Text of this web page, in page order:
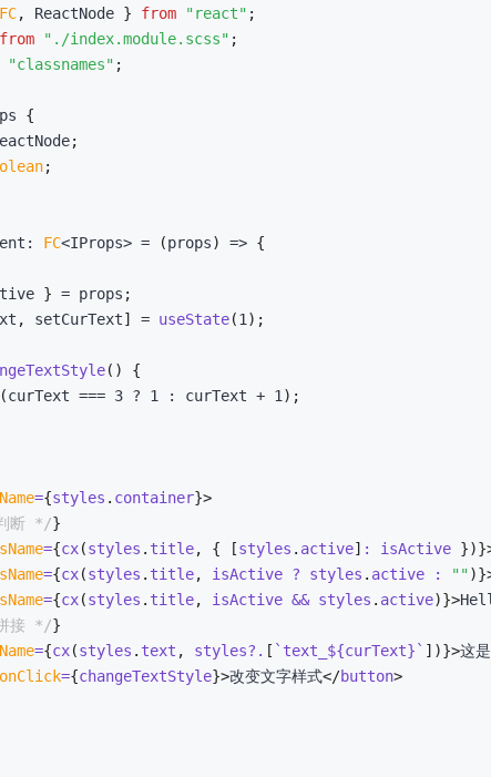
FC, ReactNode } from "react" ;
from "./index.module.scss" ;
"classnames" ;
{
;
;
: FC<IProps> = (props) => {
} = props ;
, setCurText] = useState(1 ) ;
( )
{
(curText === 3 ? 1 : curText + 1 ) ;
={styles . container}>
断 */}
={cx(styles . title, { [styles . active] : isActive })}
={cx(styles . title, isActive ? styles . active : "")}
={cx(styles . title, isActive && styles . active)}>
接 */}
={cx(styles . text , styles?. [ ` text_ ${curText} ` ] )}>这
onClick={changeTextStyle}>改变文字样式</button>